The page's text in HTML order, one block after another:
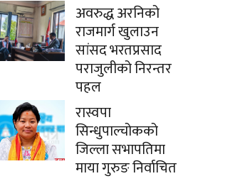
अवरुद्ध अरनिको
राजमार्ग खुलाउन
सांसद भरतप्रसाद
पराजुलीको निरन्तर
पहल
रास्वपा
सिन्धुपाल्चोकको
जिल्ला सभापतिमा
माया गुरुङ निर्वाचित